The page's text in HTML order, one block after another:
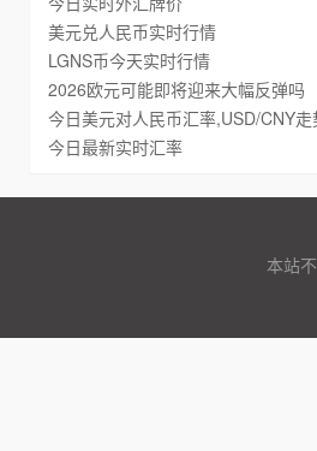
美元兑人民币实时行情
LGNS币今天实时行情
2026欧元可能即将迎来大幅反弹吗
今日美元对人民币汇率,USD/CNY
今日最新实时汇率
本站